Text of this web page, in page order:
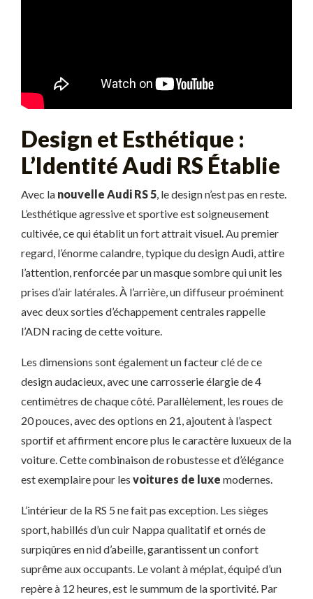
Design et Esthétique :
L’Identité Audi RS Établie
Avec la nouvelle Audi RS 5, le design n’est pas en reste.
L’esthétique agressive et sportive est soigneusement
cultivée, ce qui établit un fort attrait visuel. Au premier
regard, l’énorme calandre, typique du design Audi, attire
l’attention, renforcée par un masque sombre qui unit les
prises d’air latérales. À l’arrière, un diffuseur proéminent
avec deux sorties d’échappement centrales rappelle
l’ADN racing de cette voiture.
Les dimensions sont également un facteur clé de ce
design audacieux, avec une carrosserie élargie de 4
centimètres de chaque côté. Parallèlement, les roues de
20 pouces, avec des options en 21, ajoutent à l’aspect
sportif et affirment encore plus le caractère luxueux de la
voiture. Cette combinaison de robustesse et d’élégance
est exemplaire pour les voitures de luxe modernes.
L’intérieur de la RS 5 ne fait pas exception. Les sièges
sport, habillés d’un cuir Nappa qualitatif et ornés de
surpiqûres en nid d’abeille, garantissent un confort
suprême aux occupants. Le volant à méplat, équipé d’un
repère à 12 heures, est le summum de la sportivité. Par